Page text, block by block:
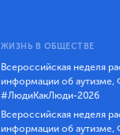
ЖИЗНЬ В ОБЩЕСТВЕ
Всероссийская неделя
информации об аутизме,
#ЛюдиКакЛюди-2026
Всероссийская неделя
информации об аутизме,